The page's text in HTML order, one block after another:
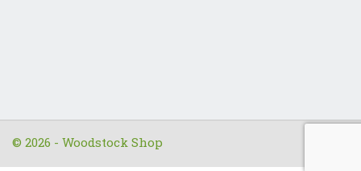
© 2026 - Woodstock Shop